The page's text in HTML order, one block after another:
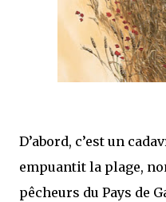
D’abord, c’est un
empuantit la plage,
pêcheurs du Pays de